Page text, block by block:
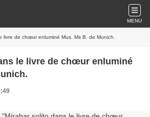
MENU
livre de chœur enluminé Mus. Ms B. de Munich.
le livre de chœur enluminé